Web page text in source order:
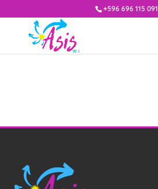
+596 696 115 091